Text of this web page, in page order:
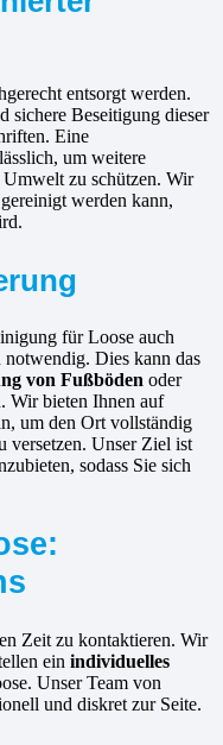
entsorgt werden.
sichere Beseitigung dieser
Eine
um weitere
zu schützen. Wir
werden kann,
für Loose auch
notwendig. Dies kann das
von Fußböden oder
Wir bieten Ihnen auf
um den Ort vollständig
versetzen. Unser Ziel ist
sodass Sie sich
Zeit zu kontaktieren. Wir
ein individuelles
Unser Team von
und diskret zur Seite.